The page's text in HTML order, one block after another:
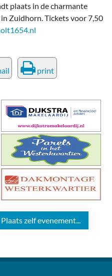
plaats in de charmante
Zuidhorn. Tickets voor 7,50
print
Plaats zelf evenement...